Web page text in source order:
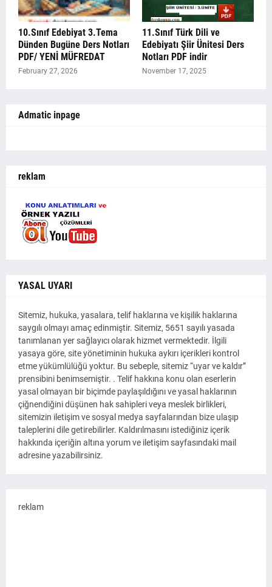
10.Sınıf Edebiyat 3.Tema
Dünden Bugüne Ders Notları
PDF/ YENİ MÜFREDAT
February 27, 2026
11.Sınıf Türk Dili ve
Edebiyatı Şiir Ünitesi Ders
Notları PDF indir
November 17, 2025
Admatic inpage
reklam
YASAL UYARI
Sitemiz, hukuka, yasalara, telif haklarına ve kişilik haklarına
saygılı olmayı amaç edinmiştir. Sitemiz, 5651 sayılı yasada
tanımlanan yer sağlayıcı olarak hizmet vermektedir. İlgili
yasaya göre, site yönetiminin hukuka aykırı içerikleri kontrol
etme yükümlülüğü yoktur. Bu sebeple, sitemiz “uyar ve kaldır”
prensibini benimsemiştir. . Telif hakkına konu olan eserlerin
yasal olmayan bir biçimde paylaşıldığını ve yasal haklarının
çiğnendiğini düşünen hak sahipleri veya meslek birlikleri,
sitemizin iletişim ve sosyal medya sayfalarından bize ulaşıp
taleplerini dile getirebilirler. Kaldırılmasını istediğiniz içerik
hakkında içeriğin altına yorum ve iletişim sayfasındaki mail
adresine yazabilirsiniz.
reklam